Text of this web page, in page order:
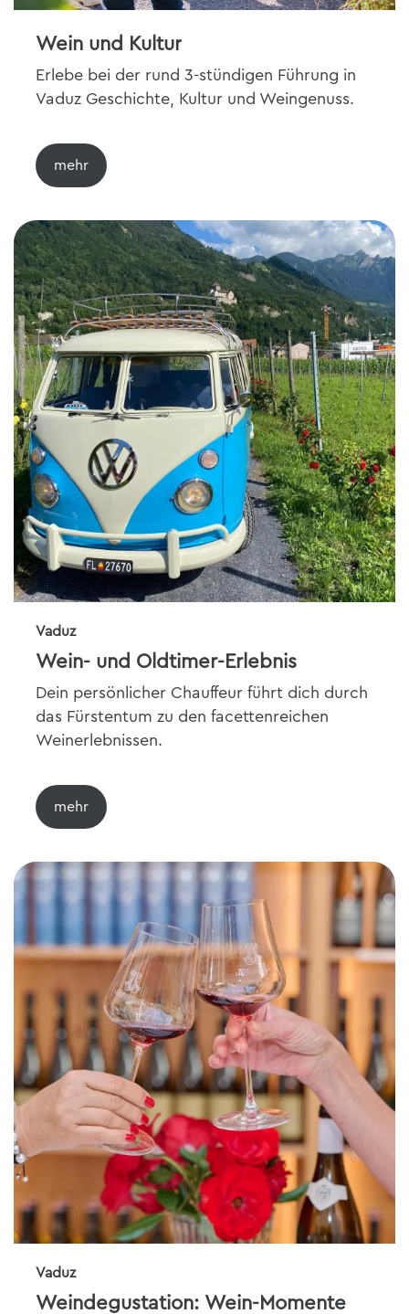
Wein und Kultur
Erlebe bei der rund 3-stündigen Führung in
Vaduz Geschichte, Kultur und Weingenuss.
Vaduz
Wein- und Oldtimer-Erlebnis
Dein persönlicher Chauffeur führt dich durch
das Fürstentum zu den facettenreichen
Weinerlebnissen.
Vaduz
Weindegustation: Wein-Momente